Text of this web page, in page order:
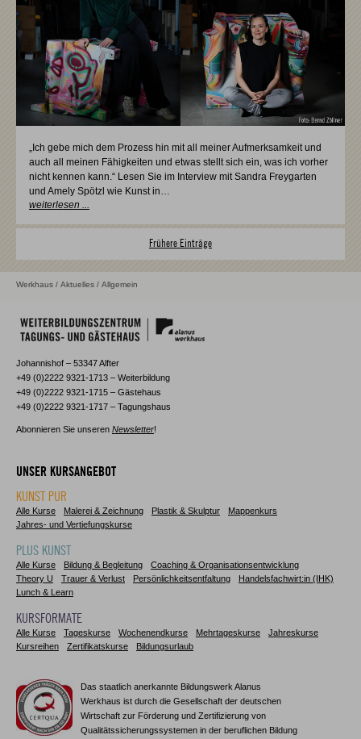
„Ich gebe mich dem Prozess hin mit all meiner Aufmerksamkeit und
auch all meinen Fähigkeiten und etwas stellt sich ein, was ich vorher
nicht kennen kann.“ Lesen Sie im Interview mit Sandra Freygarten
und Amely Spötzl wie Kunst in…
weiterlesen ...
Frühere Einträge
Werkhaus / Aktuelles / Allgemein
Johannishof – 53347 Alfter
+49 (0)2222 9321-1713 – Weiterbildung
+49 (0)2222 9321-1715 – Gästehaus
+49 (0)2222 9321-1717 – Tagungshaus
Abonnieren Sie unseren Newsletter!
UNSER KURSANGEBOT
KUNST PUR
Alle Kurse Malerei & Zeichnung Plastik & Skulptur
Mappenkurs
Jahres- und Vertiefungskurse
PLUS KUNST
Alle Kurse Bildung & Begleitung
Coaching & Organisationsentwicklung
Theory U
Trauer & Verlust Persönlichkeitsentfaltung
Handelsfachwirt:in (IHK)
Lunch & Learn
KURSFORMATE
Alle Kurse Tageskurse Wochenendkurse Mehrtageskurse
Jahreskurse
Kursreihen
Zertifikatskurse Bildungsurlaub
Das staatlich anerkannte Bildungswerk Alanus
Werkhaus ist durch die Gesellschaft der deutschen
Wirtschaft zur Förderung und Zertifizierung von
Qualitätssicherungssystemen in der beruflichen Bildung